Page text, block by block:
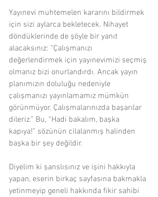
Yayınevi muhtemelen kararını bildirmek
için sizi aylarca bekletecek. Nihayet
döndüklerinde de şöyle bir yanıt
alacaksınız: “Çalışmanızı
değerlendirmek için yayınevimizi seçmiş
olmanız bizi onurlandırdı. Ancak yayın
planımızın doluluğu nedeniyle
çalışmanızı yayınlamamız mümkün
görünmüyor. Çalışmalarınızda başarılar
dileriz.” Bu, “Hadi bakalım, başka
kapıya!” sözünün cilalanmış halinden
başka bir şey değildir.
Diyelim ki şanslısınız ve işini hakkıyla
yapan, eserin birkaç sayfasına bakmakla
yetinmeyip geneli hakkında fikir sahibi